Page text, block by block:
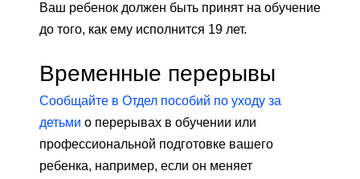
Ваш ребенок должен быть принят на обучение
до того, как ему исполнится 19 лет.
Временные перерывы
Сообщайте в Отдел пособий по уходу за
детьми о перерывах в обучении или
профессиональной подготовке вашего
ребенка, например, если он меняет